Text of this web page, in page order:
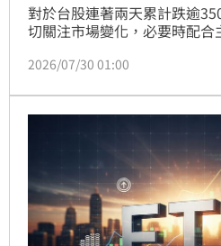
對於台股連著兩天累計跌逾
切關注市場變化，必要時配
況、現金流量、公司信用及股
合主管機關政策，視市場情
穩健運作。
2026/07/30 01:00